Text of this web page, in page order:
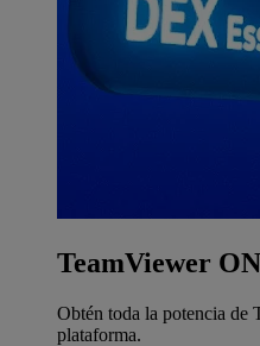
TeamViewer
Obtén toda la potencia de
plataforma.